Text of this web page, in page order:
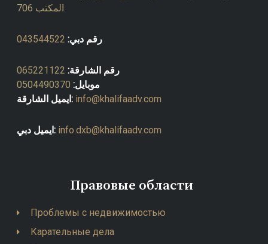
المكتب 706.
رقم دبي: 043544522
رقم الشارقة: 065221122
موبايل: 0504490370
ايميل الشارقة: info@khalifaadv.com
ايميل دبي: info.dxb@khalifaadv.com
Правовые области
Проблемы с недвижимостью
Карательные дела